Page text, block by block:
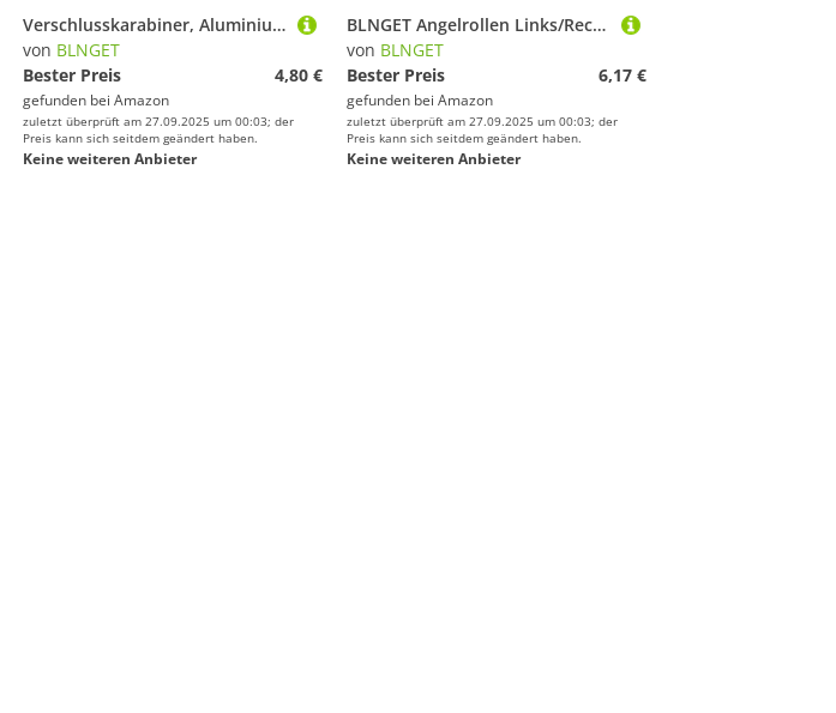
Verschlusskarabiner, Aluminiumlegierung, Schlüsselanhänger, Haken, Clips, Verriegelung, Wander-Clips mit Federverschluss, sternförmiger Karabiner
von BLNGET
Bester Preis
4,80 €
gefunden bei Amazon
zuletzt überprüft am 27.09.2025 um 00:03; der
Preis kann sich seitdem geändert haben.
Keine weiteren Anbieter
BLNGET Angelrollen Links/Rechts Griff Verriegelungsplatte Schrauben Mutterabdeckungen Verriegelungsteil für Baitcastrollen Schraube Mutter Abdeckung u
von BLNGET
Bester Preis
6,17 €
gefunden bei Amazon
zuletzt überprüft am 27.09.2025 um 00:03; der
Preis kann sich seitdem geändert haben.
Keine weiteren Anbieter